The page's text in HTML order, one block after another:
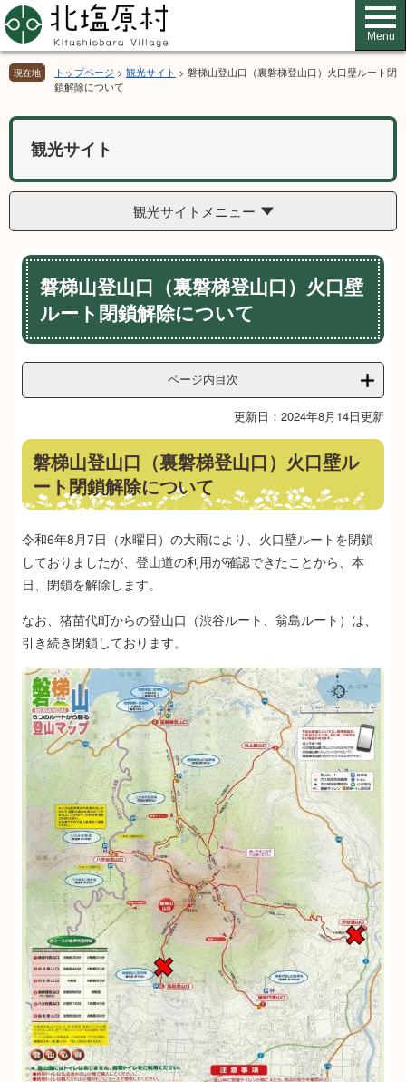
ペ
ー
ジ
の
先
で
メ
ニ
ュ
ー
を
ば
本
文
Menu
現在地 トップページ > 観光サイト > 磐梯山登山口（裏磐梯登山口）火口壁ルート閉
鎖解除について
観光サイト
観光サイトメニュー
本
文
磐梯山登山口（裏磐梯登山口）火口壁
ルート閉鎖解除について
ページ内目次
更新日：2024年8月14日更新
磐梯山登山口（裏磐梯登山口）火口壁ル
ート閉鎖解除について
令和6年8月7日（水曜日）の大雨により、火口壁ルートを閉鎖
しておりましたが、登山道の利用が確認できたことから、本
日、閉鎖を解除します。
なお、猪苗代町からの登山口（渋谷ルート、翁島ルート）は、
引き続き閉鎖しております。